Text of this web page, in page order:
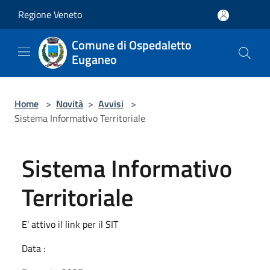
Regione Veneto
Comune di Ospedaletto
Euganeo
Home > Novità > Avvisi >
Sistema Informativo Territoriale
Sistema Informativo
Territoriale
E' attivo il link per il SIT
Data :